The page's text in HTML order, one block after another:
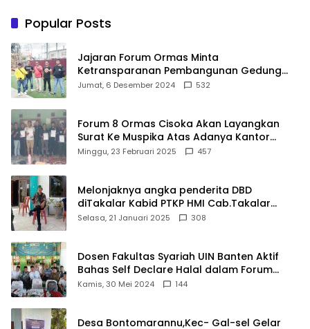
Wabup Takalar: Apresiasi
Bahwa Sejarah Adalah
Warisan yang Tak Ternilai”.
Popular Posts
Jajaran Forum Ormas Minta
Ketransparanan Pembangunan Gedung
Damkar Di Kecamatan Cisoka
Jumat, 6 Desember 2024 532
Forum 8 Ormas Cisoka Akan Layangkan
Surat Ke Muspika Atas Adanya Kantor
Matel di Cisoka
Minggu, 23 Februari 2025 457
Melonjaknya angka penderita DBD
diTakalar Kabid PTKP HMI Cab.Takalar
angkat bicara
Selasa, 21 Januari 2025 308
Dosen Fakultas Syariah UIN Banten Aktif
Bahas Self Declare Halal dalam Forum
Ijtima Ulama MUI
Kamis, 30 Mei 2024 144
Desa Bontomarannu,Kec- Gal-sel Gelar